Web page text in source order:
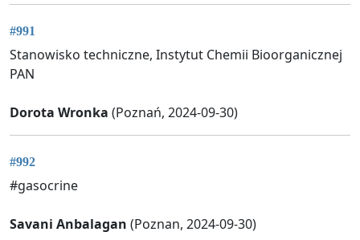
#991
Stanowisko techniczne, Instytut Chemii Bioorganicznej
PAN
Dorota Wronka (Poznań, 2024-09-30)
#992
#gasocrine
Savani Anbalagan (Poznan, 2024-09-30)